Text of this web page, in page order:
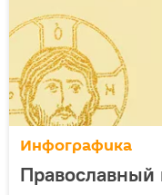
Инфографика
Православный